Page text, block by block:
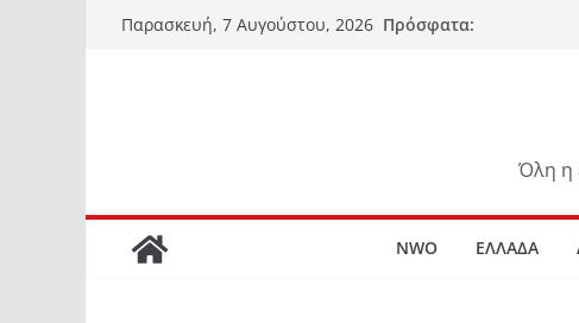
Μετάβαση
Παρασκευή, 7 Αυγούστου, 2026 Πρόσφατα:
Όλη η
NWO ΕΛΛΑΔΑ